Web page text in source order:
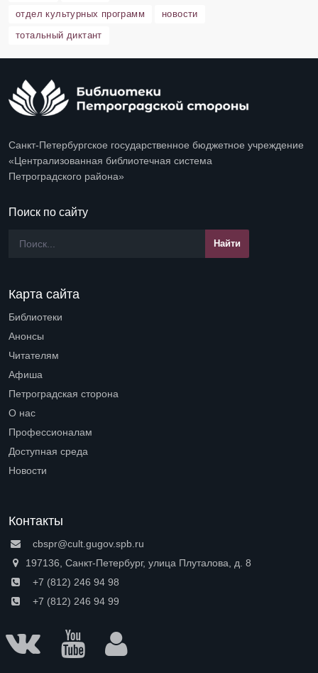
отдел культурных программ
новости
тотальный диктант
Санкт-Петербургское государственное бюджетное учреждение
«Централизованная библиотечная система
Петроградского района»
Поиск по сайту
Карта сайта
Библиотеки
Анонсы
Читателям
Афиша
Петроградская сторона
О нас
Профессионалам
Доступная среда
Новости
Контакты
cbspr@cult.gugov.spb.ru
197136, Санкт-Петербург, улица Плуталова, д. 8
+7 (812) 246 94 98
+7 (812) 246 94 99